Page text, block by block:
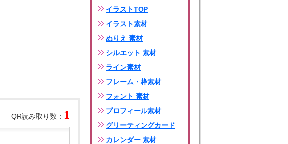
QR読み取り数： 1
イラストTOP
イラスト素材
ぬりえ 素材
シルエット 素材
ライン素材
フレーム・枠素材
フォント 素材
プロフィール素材
グリーティングカード
カレンダー 素材